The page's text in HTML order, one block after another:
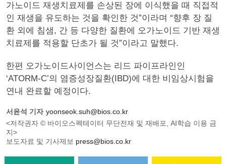
가노이드 재생치료제를 손상된 장에 이식했을 때 직접적
인 재생을 유도하는 것을 확인한 것”이라며 “향후 장 질
환 외에 침샘, 간 등 다양한 질환에 오가노이드 기반 재생
치료제를 적용할 단초가 될 것”이라고 말했다.
한편 오가노이드사이언스는 리드 파이프라인인
‘ATORM-C’의 염증성장질환(IBD)에 대한 비임상시험을
연내 완료할 예정이다.
서윤석 기자 yoonseok.suh@bios.co.kr
<저작권자 © 바이오스펙테이터 무단전재 및 재배포, AI학습 이용 금
지>
보도자료 및 기사제보 press@bios.co.kr